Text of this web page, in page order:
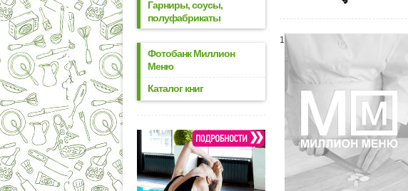
Гарниры, соусы,
полуфабрикаты
Фотобанк Миллион
Меню
Каталог книг
1